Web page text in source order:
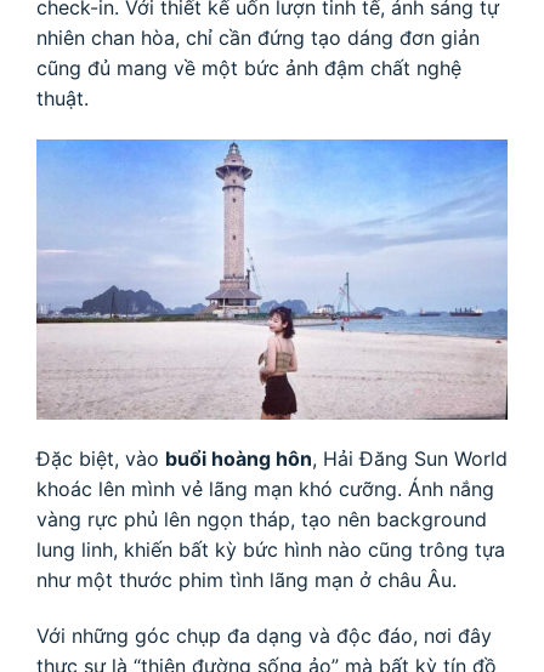
check-in. Với thiết kế uốn lượn tinh tế, ánh sáng tự
nhiên chan hòa, chỉ cần đứng tạo dáng đơn giản
cũng đủ mang về một bức ảnh đậm chất nghệ
thuật.
Đặc biệt, vào buổi hoàng hôn, Hải Đăng Sun World
khoác lên mình vẻ lãng mạn khó cưỡng. Ánh nắng
vàng rực phủ lên ngọn tháp, tạo nên background
lung linh, khiến bất kỳ bức hình nào cũng trông tựa
như một thước phim tình lãng mạn ở châu Âu.
Với những góc chụp đa dạng và độc đáo, nơi đây
thực sự là “thiên đường sống ảo” mà bất kỳ tín đồ